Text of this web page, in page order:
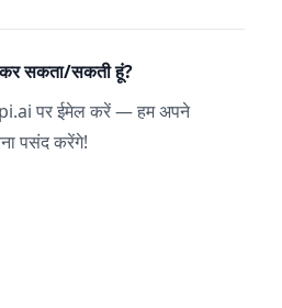
सकता/सकती हूं?
पर ईमेल करें — हम अपने
पसंद करेंगे!